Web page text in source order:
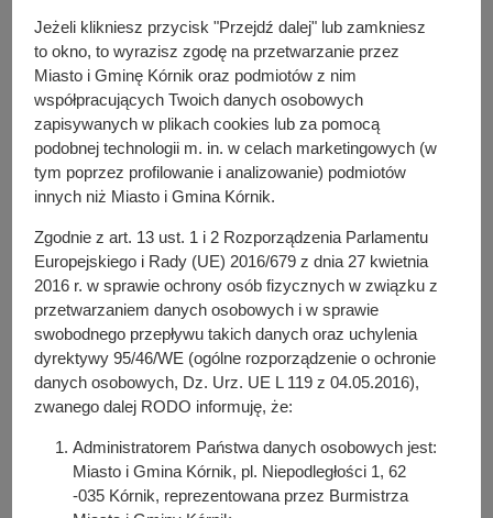
danych osobowych, Dz. Urz. UE L 119 z 04.05.2016),
zwanego dalej RODO informuję, że:
Administratorem Państwa danych osobowych jest:
Miasto i Gmina Kórnik, pl. Niepodległości 1, 62 -035
Kórnik, reprezentowana przez Burmistrza Miasta i
Inspektorem Ochrony Danych w Urzędzie Miasta i
- mail:abi@umig.kornik.pl.
Państwa dane osobowe przetwarzane będą w celu
wypełniania obowiązku prawnego ciążącego na
Administratorze w związku z realizowaniem zadań
przez Urząd Miasta i Gminy Kórnik na podstawie art. 6
ust. 1 lit. c RODO oraz ustawy z dnia 6 września 2001 r.
o dostępie do informacji publicznej.
celach wskazanych w pkt. 3 Państwa dane osobowe
mogą być udostępniane organom władzy publicznej
oraz podmiotom wykonującym zadania publiczne lub
Jeżeli klikniesz przycisk "Przejdź dalej" lub zamkniesz
to okno, to wyrazisz zgodę na przetwarzanie przez
Miasto i Gminę Kórnik oraz podmiotów z nim
współpracujących Twoich danych osobowych
zapisywanych w plikach cookies lub za pomocą
podobnej technologii m. in. w celach marketingowych (w
tym poprzez profilowanie i analizowanie) podmiotów
innych niż Miasto i Gmina Kórnik.
Zgodnie z art. 13 ust. 1 i 2 Rozporządzenia Parlamentu
Europejskiego i Rady (UE) 2016/679 z dnia 27 kwietnia
2016 r. w sprawie ochrony osób fizycznych w związku z
przetwarzaniem danych osobowych i w sprawie
swobodnego przepływu takich danych oraz uchylenia
dyrektywy 95/46/WE (ogólne rozporządzenie o ochronie
danych osobowych, Dz. Urz. UE L 119 z 04.05.2016),
zwanego dalej RODO informuję, że:
Administratorem Państwa danych osobowych jest:
Miasto i Gmina Kórnik, pl. Niepodległości 1, 62
-035 Kórnik, reprezentowana przez Burmistrza